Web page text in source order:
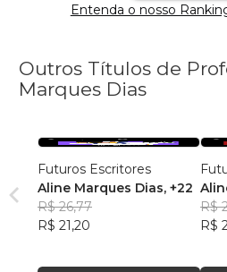
Entenda o nosso
Outros Títulos de
Marques Dias
Futuros Escritores
Aline Marques Dias, +22
R$ 26,77
R$ 21,20
R$
R$